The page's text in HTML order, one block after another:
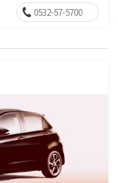
0532-57-5700